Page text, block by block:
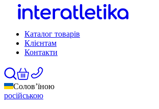
Каталог товарів
Клієнтам
Контакти
Солов’їною
російською